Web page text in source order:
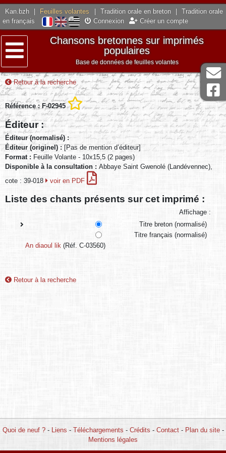
Kan.bzh Feuilles volantes Tradition orale en breton
Tradition orale
en français
Connexion Créer un compte
Menu
Chansons bretonnes sur imprimés
populaires
Base de données de feuilles volantes
Retour à la recherche
Référence : F-02945
Éditeur :
Éditeur (normalisé) :
Éditeur (originel) : [Pas de mention d’éditeur]
Format : Feuille Volante - 10x15,5 (2 pages)
Disponible à la consultation : Abbaye Saint Gwenolé (Landévennec),
cote : 39-018
voir en PDF
Liste des chants présents sur cet imprimé :
Affichage :
Titre breton (normalisé)
Titre français (normalisé)
An diaoul lik (Réf. C-03560)
Retour à la recherche
Quoi de neuf ?- Liens - Téléchargements - Crédits - Contact- Plan du site-
Mentions légales